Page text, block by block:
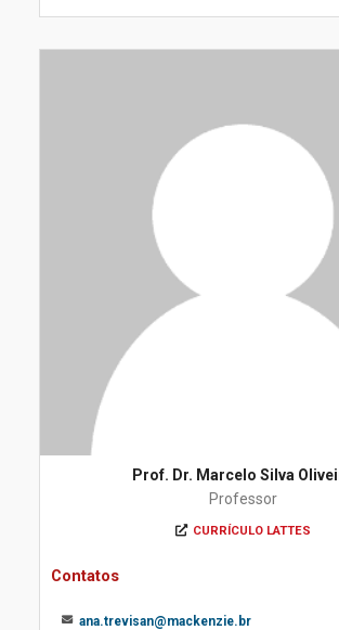
Prof. Dr. Marcelo Silva
Professor
CURRÍCULO LATTES
Contatos
ana.trevisan@mackenzie.br